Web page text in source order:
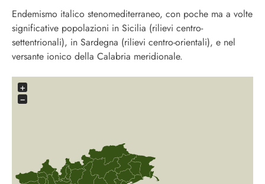
Endemismo italico stenomediterraneo, con poche ma a volte
significative popolazioni in Sicilia (rilievi centro-
settentrionali), in Sardegna (rilievi centro-orientali), e nel
versante ionico della Calabria meridionale.
+
−